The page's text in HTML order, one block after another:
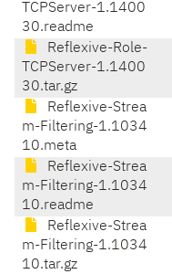
TCPServer-1.1400
30.readme
Reflexive-Role-
TCPServer-1.1400
30.tar.gz
Reflexive-Strea
m-Filtering-1.1034
10.meta
Reflexive-Strea
m-Filtering-1.1034
10.readme
Reflexive-Strea
m-Filtering-1.1034
10.tar.gz